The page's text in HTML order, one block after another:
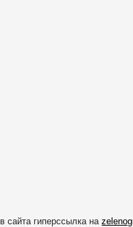
сайта гиперссылка на